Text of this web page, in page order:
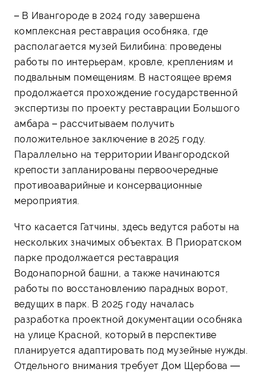
– В Ивангороде в 2024 году завершена
комплексная реставрация особняка, где
располагается музей Билибина: проведены
работы по интерьерам, кровле, креплениям и
подвальным помещениям. В настоящее время
продолжается прохождение государственной
экспертизы по проекту реставрации Большого
амбара – рассчитываем получить
положительное заключение в 2025 году.
Параллельно на территории Ивангородской
крепости запланированы первоочередные
противоаварийные и консервационные
мероприятия.
Что касается Гатчины, здесь ведутся работы на
нескольких значимых объектах. В Приоратском
парке продолжается реставрация
Водонапорной башни, а также начинаются
работы по восстановлению парадных ворот,
ведущих в парк. В 2025 году началась
разработка проектной документации особняка
на улице Красной, который в перспективе
планируется адаптировать под музейные нужды.
Отдельного внимания требует Дом Щербова —